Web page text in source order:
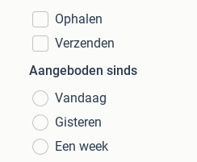
Ophalen
Verzenden
Aangeboden sinds
Vandaag
Gisteren
Een week